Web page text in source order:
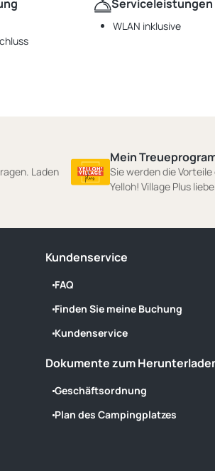
Serviceleistungen
WLAN inklusive
Laden
Mein
Sie werden die
Yelloh! Village Plus
Kundenservice
FAQ
Finden Sie meine Buchung
Kundenservice
Dokumente zum
Geschäftsordnung
Plan des Campingplatzes